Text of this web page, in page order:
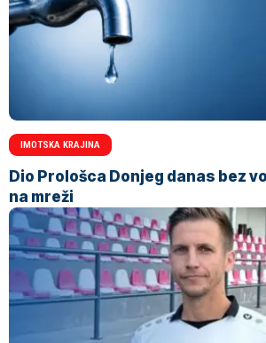
IMOTSKA KRAJINA
Dio Prološca Donjeg danas bez
na mreži